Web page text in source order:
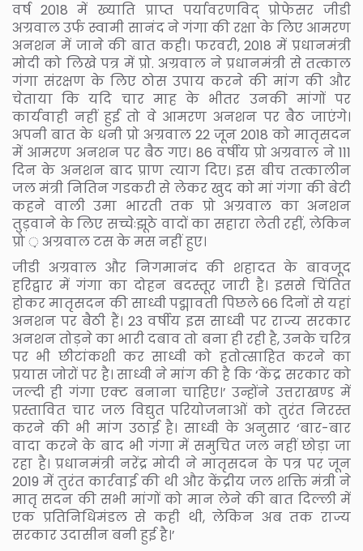
वर्ष 2018 में ख्याति प्राप्त पर्यावरणविद् प्रोफेसर जीडी
अग्रवाल उर्फ स्वामी सानंद ने गंगा की रक्षा के लिए आमरण
अनशन में जाने की बात कही। फरवरी, 2018 में प्रधानमंत्री
मोदी को लिखे पत्र में प्रो. अग्रवाल ने प्रधानमंत्री से तत्काल
गंगा संरक्षण के लिए ठोस उपाय करने की मांग की और
चेताया कि यदि चार माह के भीतर उनकी मांगों पर
कार्यवाही नहीं हुई तो वे आमरण अनशन पर बैठ जाएंगे।
अपनी बात के धनी प्रो अग्रवाल 22 जून 2018 को मातृसदन
में आमरण अनशन पर बैठ गए। 86 वर्षीय प्रो अग्रवाल ने 111
दिन के अनशन बाद प्राण त्याग दिए। इस बीच तत्कालीन
जल मंत्री नितिन गडकरी से लेकर खुद को मां गंगा की बेटी
कहने वाली उमा भारती तक प्रो अग्रवाल का अनशन
तुड़वाने के लिए सच्चेःझूठे वादों का सहारा लेती रहीं, लेकिन
प्रो ़ अग्रवाल टस के मस नहीं हुए।
जीडी अग्रवाल और निगमानंद की शहादत के बावजूद
हरिद्वार में गंगा का दोहन बदस्तूर जारी है। इससे चिंतित
होकर मातृसदन की साध्वी पद्मावती पिछले 66 दिनों से यहां
अनशन पर बैठी हैं। 23 वर्षीय इस साध्वी पर राज्य सरकार
अनशन तोड़ने का भारी दबाव तो बना ही रही है, उनके चरित्र
पर भी छीटांकशी कर साध्वी को हतोत्साहित करने का
प्रयास जोरों पर है। साध्वी ने मांग की है कि ‘केंद्र सरकार को
जल्दी ही गंगा एक्ट बनाना चाहिए।’ उन्होंने उत्तराखण्ड में
प्रस्तावित चार जल विद्युत परियोजनाओं को तुरंत निरस्त
करने की भी मांग उठाई है। साध्वी के अनुसार ‘बार-बार
वादा करने के बाद भी गंगा में समुचित जल नहीं छोड़ा जा
रहा है। प्रधानमंत्री नरेंद्र मोदी ने मातृसदन के पत्र पर जून
2019 में तुरंत कार्रवाई की थी और केंद्रीय जल शक्ति मंत्री ने
मातृ सदन की सभी मांगों को मान लेने की बात दिल्ली में
एक प्रतिनिधिमंडल से कही थी, लेकिन अब तक राज्य
सरकार उदासीन बनी हुई है।’